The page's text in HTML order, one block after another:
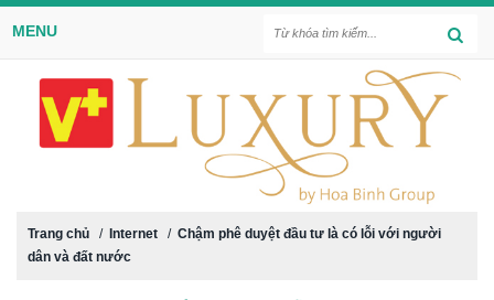
MENU
Trang chủ / Internet / Chậm phê duyệt đầu tư là có lỗi với người
dân và đất nước